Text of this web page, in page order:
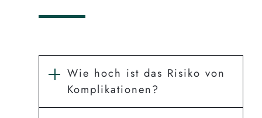
Wie hoch ist das Risiko von
Komplikationen?